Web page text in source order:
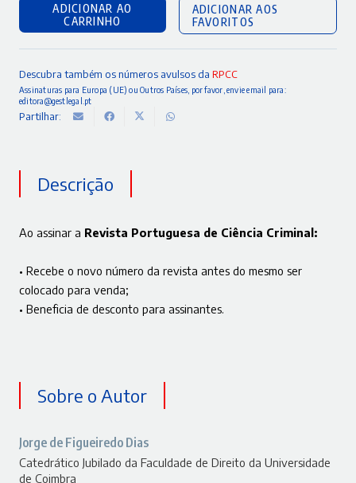
ADICIONAR AO
CARRINHO
ADICIONAR AOS
FAVORITOS
Descubra também os números avulsos da RPCC
Assinaturas para Europa (UE) ou Outros Países, por favor, envie email para:
editora@gestlegal.pt
Partilhar:
Descrição
Ao assinar a Revista Portuguesa de Ciência Criminal:
• Recebe o novo número da revista antes do mesmo ser
colocado para venda;
• Beneficia de desconto para assinantes.
Sobre o Autor
Jorge de Figueiredo Dias
Catedrático Jubilado da Faculdade de Direito da Universidade
de Coimbra